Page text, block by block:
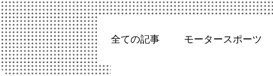
全ての記事 モータースポーツ